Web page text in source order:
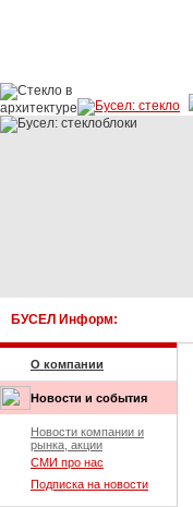
БУСЕЛ Информ:
О компании
Новости и события
Новости компании и
рынка, акции
СМИ про нас
Подписка на новости